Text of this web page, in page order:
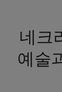
네크
예술